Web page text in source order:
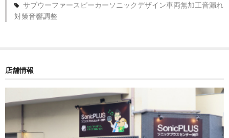
サブウーファースピーカーソニックデザイン車両無加工音漏れ
対策音響調整
店舗情報